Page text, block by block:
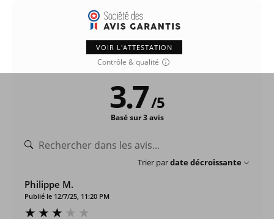
VOIR L'ATTESTATION
Contrôle & qualité
3.7/5
Basé sur 3 avis
Trier pardate décroissante
Philippe M.
Publié le 12/7/25, 11:20 PM